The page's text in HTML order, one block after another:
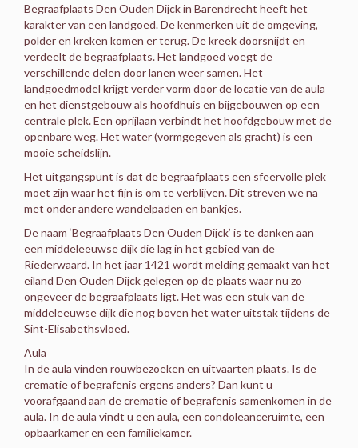
Begraafplaats Den Ouden Dijck in Barendrecht heeft het
karakter van een landgoed. De kenmerken uit de omgeving,
polder en kreken komen er terug. De kreek doorsnijdt en
verdeelt de begraafplaats. Het landgoed voegt de
verschillende delen door lanen weer samen. Het
landgoedmodel krijgt verder vorm door de locatie van de aula
en het dienstgebouw als hoofdhuis en bijgebouwen op een
centrale plek. Een oprijlaan verbindt het hoofdgebouw met de
openbare weg. Het water (vormgegeven als gracht) is een
mooie scheidslijn.
Het uitgangspunt is dat de begraafplaats een sfeervolle plek
moet zijn waar het fijn is om te verblijven. Dit streven we na
met onder andere wandelpaden en bankjes.
De naam ‘Begraafplaats Den Ouden Dijck’ is te danken aan
een middeleeuwse dijk die lag in het gebied van de
Riederwaard. In het jaar 1421 wordt melding gemaakt van het
eiland Den Ouden Dijck gelegen op de plaats waar nu zo
ongeveer de begraafplaats ligt. Het was een stuk van de
middeleeuwse dijk die nog boven het water uitstak tijdens de
Sint-Elisabethsvloed.
Aula
In de aula vinden rouwbezoeken en uitvaarten plaats. Is de
crematie of begrafenis ergens anders? Dan kunt u
voorafgaand aan de crematie of begrafenis samenkomen in de
aula. In de aula vindt u een aula, een condoleanceruimte, een
opbaarkamer en een familiekamer.